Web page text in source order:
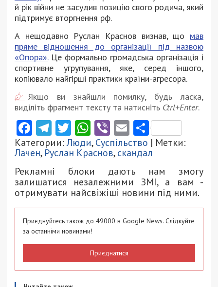
й рік війни не засудив позицію свого родича, який
підтримує вторгнення рф.
А нещодавно Руслан Краснов визнав, що мав
пряме відношення до організації під назвою
«Опора».Це формально громадська організація і
спортивне угрупування, яке, серед іншого,
копіювало найгірші практики країни-агресора.
Якщо ви знайшли помилку, будь ласка,
виділіть фрагмент тексту та натисніть Ctrl+Enter.
Facebook
Telegram
Twitter
WhatsApp
ViberEmail
Категории:Люди,Суспільство | Метки:
Лачен, Руслан Краснов,скандал
Рекламні блоки дають нам змогу
залишатися незалежними ЗМІ, а вам -
отримувати найсвіжіші новини під ними.
Приєднуйтесь також до 49000 в Google News. Слідкуйте
за останніми новинами!
Приєднатися